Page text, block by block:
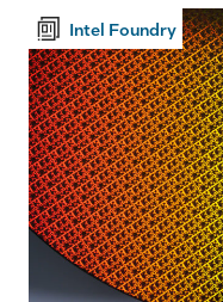
Intel Foundry